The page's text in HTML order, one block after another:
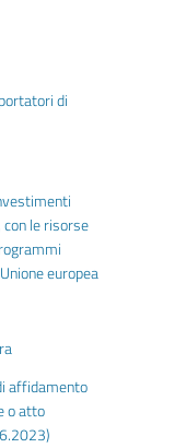
di
le risorse
europea
affidamento
o atto